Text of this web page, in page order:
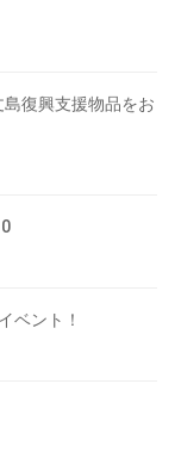
復興支援物品をお
ベント！